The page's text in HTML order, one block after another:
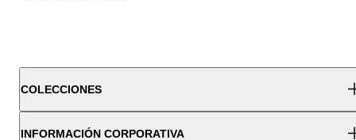
COLECCIONES
INFORMACIÓN CORPORATIVA